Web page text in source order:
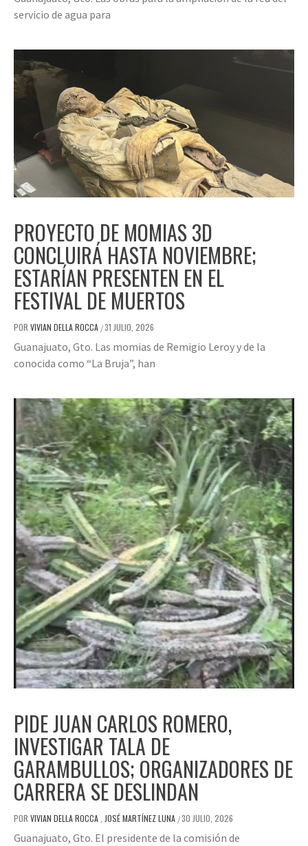
servicio de agua para
PROYECTO DE MOMIAS 3D
CONCLUIRÁ HASTA NOVIEMBRE;
ESTARÍAN PRESENTEN EN EL
FESTIVAL DE MUERTOS
POR VIVIAN DELLA ROCCA /31 JULIO, 2026
Guanajuato, Gto. Las momias de Remigio Leroy y de la
conocida como “La Bruja”, han
PIDE JUAN CARLOS ROMERO,
INVESTIGAR TALA DE
GARAMBULLOS; ORGANIZADORES DE
CARRERA SE DESLINDAN
POR VIVIAN DELLA ROCCA JOSÉ MARTÍNEZ LUNA /30 JULIO, 2026
Guanajuato, Gto. El presidente de la comisión de